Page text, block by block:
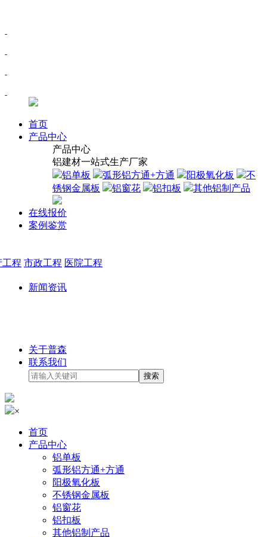
首页
产品中心
产品中心
铝建材一站式生产厂家
铝单板
弧形铝方通+方通 阳极氧化板
不
锈钢金属板
铝窗花 铝扣板 其他铝制产品
在线报价
案例鉴赏
工程 市政工程 医院工程
新闻资讯
关于普森
联系我们
×
首页
产品中心
铝单板
弧形铝方通+方通
阳极氧化板
不锈钢金属板
铝窗花
铝扣板
其他铝制产品